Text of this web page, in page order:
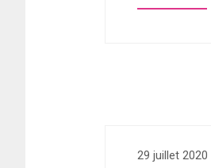
29 juillet 2020